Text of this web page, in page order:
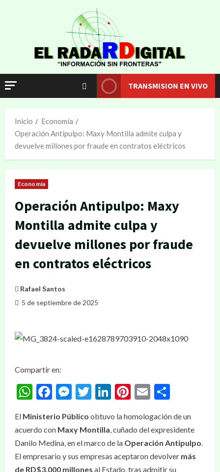
TRANSMISION EN VIVO
Inicio
Economía
Operación Antipulpo: Maxy Montilla admite culpa y
devuelve millones por fraude en contratos eléctricos
Economía
Operación Antipulpo: Maxy
Montilla admite culpa y
devuelve millones por fraude
en contratos eléctricos
Rafael Santos
5 de septiembre de 2025
Compartir en:
WhatsApp
Facebook
Messenger
Twitter
LinkedIn
Pinterest
Email
El Ministerio Público obtuvo la homologación de un
acuerdo con Maxy Montilla, cuñado del expresidente
Danilo Medina, en el marco de la Operación Antipulpo.
El empresario y sus empresas aceptaron devolver más
de RD$3,000 millones al Estado, tras admitir su